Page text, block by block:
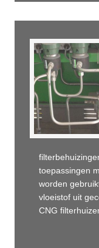
toepassingen
worden
vloeistof uit
CNG